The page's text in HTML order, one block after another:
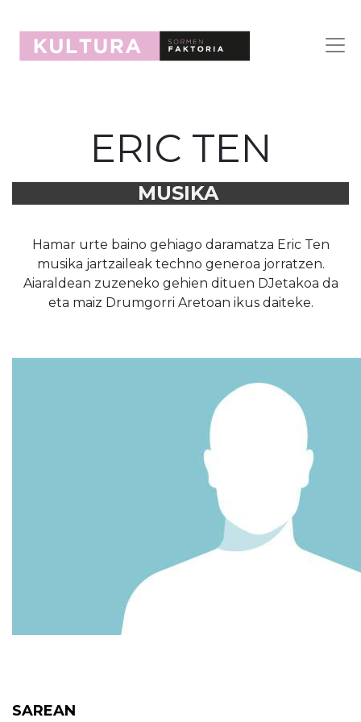
ERIC TEN
MUSIKA
Hamar urte baino gehiago daramatza Eric Ten
musika jartzaileak techno generoa jorratzen.
Aiaraldean zuzeneko gehien dituen DJetakoa da
eta maiz Drumgorri Aretoan ikus daiteke.
SAREAN